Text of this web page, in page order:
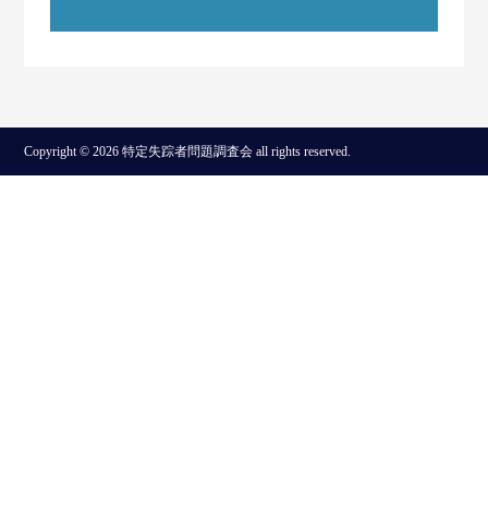
Copyright © 2026 特定失踪者問題調査会 all rights reserved.